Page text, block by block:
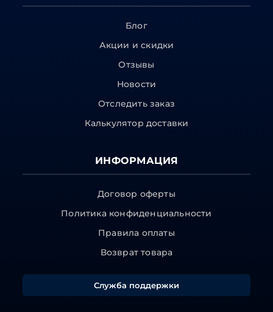
Блог
Акции и скидки
Отзывы
Новости
Отследить заказ
Калькулятор доставки
ИНФОРМАЦИЯ
Договор оферты
Политика конфиденциальности
Правила оплаты
Возврат товара
Служба поддержки